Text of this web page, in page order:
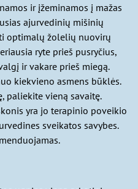
ir įžeminamos į mažas
ajurvedinių mišinių
optimalų žolelių nuovirų
ryte prieš pusryčius,
ir vakare prieš miegą.
kiekvieno asmens būklės.
paliekite vieną savaitę.
yra jo terapinio poveikio
sveikatos savybes.